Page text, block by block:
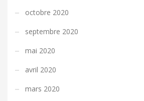
octobre 2020
septembre 2020
mai 2020
avril 2020
mars 2020